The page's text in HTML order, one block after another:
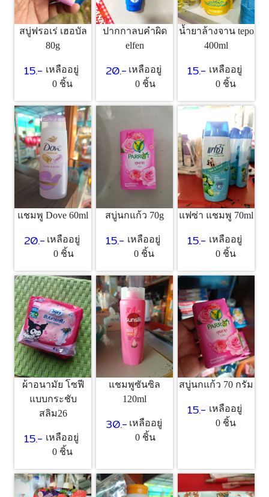
สบู่ฟรอเร่ เฮอบัล
80g
15.- เหลืออยู่
0 ชิ้น
ปากกาลบคำผิด
elfen
20.- เหลืออยู่
0 ชิ้น
น้ำยาล้างจาน tepo
400ml
15.- เหลืออยู่
0 ชิ้น
แชมพู Dove 60ml
20.- เหลืออยู่
0 ชิ้น
สบู่นกแก้ว 70g
15.- เหลืออยู่
0 ชิ้น
แฟซ่า แชมพู 70ml
15.- เหลืออยู่
0 ชิ้น
ผ้าอนามัย โซฟี
แบบกระชับ
สลิม26
15.- เหลืออยู่
0 ชิ้น
แชมพูซันซิล
120ml
30.- เหลืออยู่
0 ชิ้น
สบู่นกแก้ว 70 กรัม
15.- เหลืออยู่
0 ชิ้น